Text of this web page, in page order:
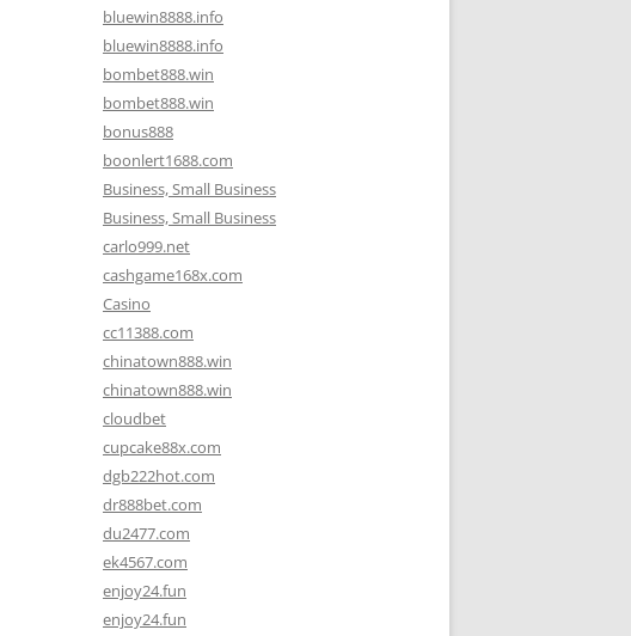
bluewin8888.info
bluewin8888.info
bombet888.win
bombet888.win
bonus888
boonlert1688.com
Business, Small Business
Business, Small Business
carlo999.net
cashgame168x.com
Casino
cc11388.com
chinatown888.win
chinatown888.win
cloudbet
cupcake88x.com
dgb222hot.com
dr888bet.com
du2477.com
ek4567.com
enjoy24.fun
enjoy24.fun